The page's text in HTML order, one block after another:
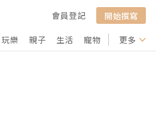
會員登記
開始撰寫
玩樂 親子 生活 寵物 行山 打卡
更多